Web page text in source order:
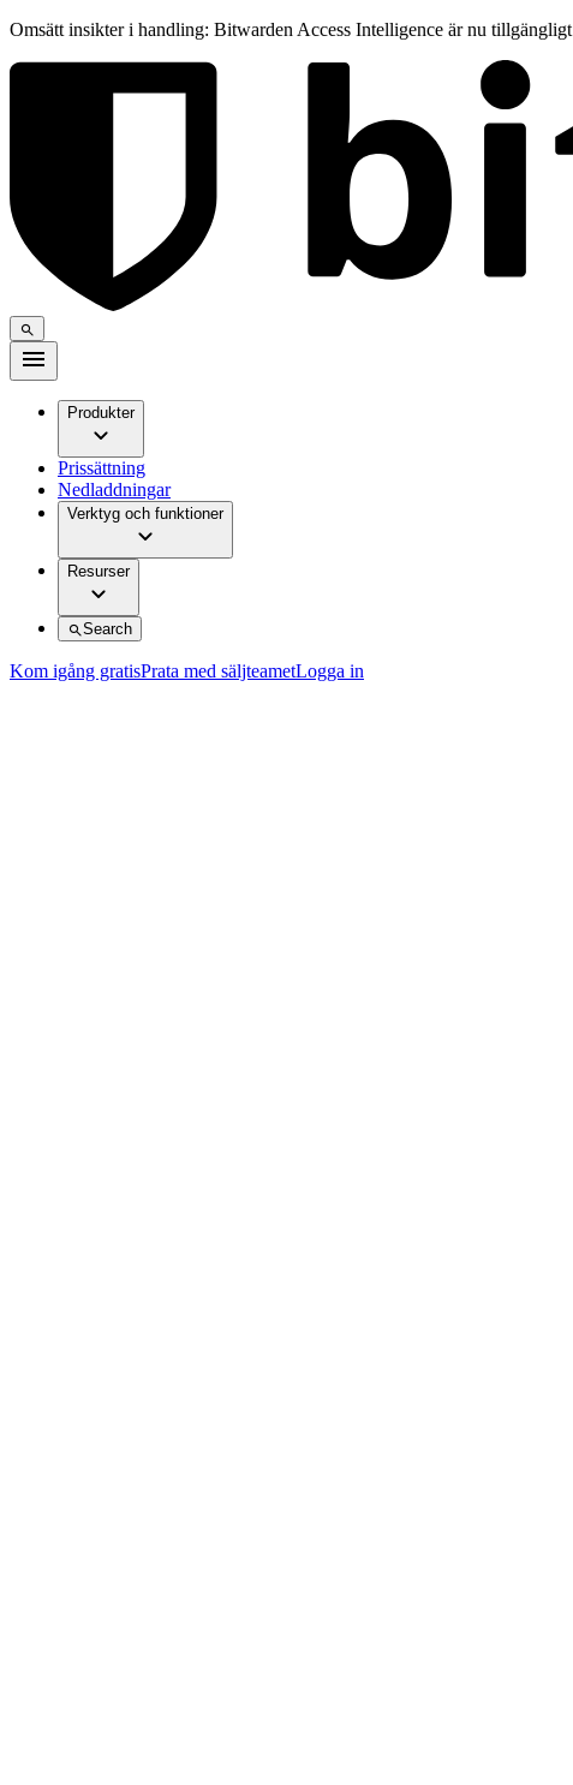
Omsätt insikter i handling: Bitwarden Access Intelligence är nu tillgängligt
Produkter
Prissättning
Nedladdningar
Verktyg och funktioner
Resurser
Search
Kom igång gratisPrata med säljteametLogga in